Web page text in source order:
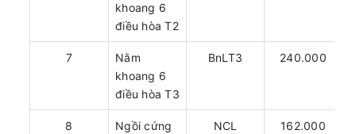
khoang 6
điều hòa T2
7
Nằm
khoang 6
điều hòa T3
BnLT3 240.000
8
Ngồi cứng
NCL 162.000